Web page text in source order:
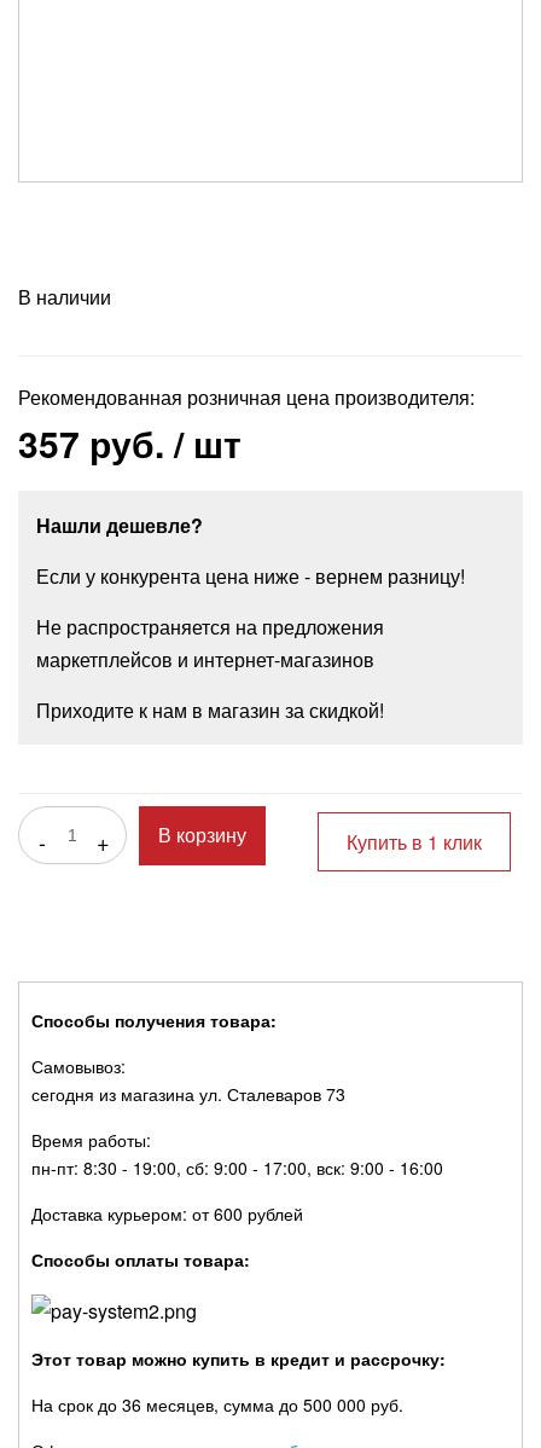
В наличии
Рекомендованная розничная цена производителя:
357 руб./ шт
Нашли дешевле?
Если у конкурента цена ниже - вернем разницу!
Не распространяется на предложения
маркетплейсов и интернет-магазинов
Приходите к нам в магазин за скидкой!
- + В корзину Купить в 1 клик
Способы получения товара:
Самовывоз:
сегодня из магазина ул. Сталеваров 73
Время работы:
пн-пт: 8:30 - 19:00, сб: 9:00 - 17:00, вск: 9:00 - 16:00
Доставка курьером: от 600 рублей
Способы оплаты товара:
Этот товар можно купить в кредит и рассрочку:
На срок до 36 месяцев, сумма до 500 000 руб.